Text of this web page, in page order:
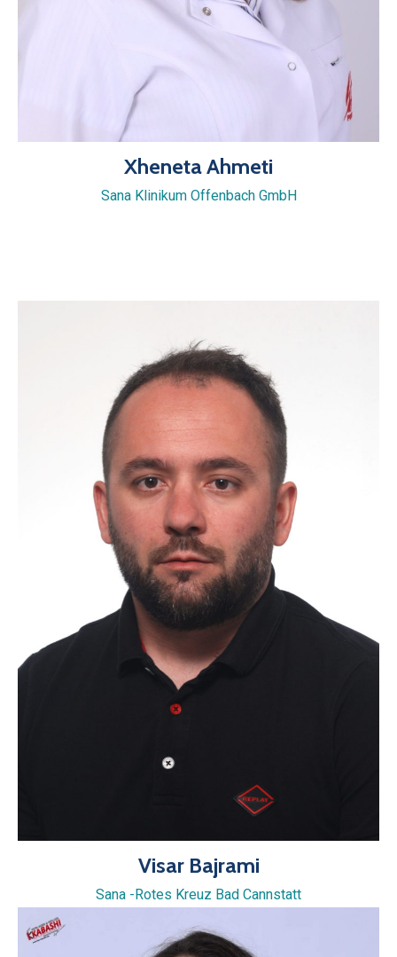
Xheneta Ahmeti
Sana Klinikum Offenbach GmbH
Visar Bajrami
Sana -Rotes Kreuz Bad Cannstatt